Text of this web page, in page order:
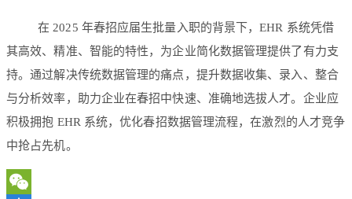
在 2025 年春招应届生批量入职的背景下，EHR 系统凭借
其高效、精准、智能的特性，为企业简化数据管理提供了有力支
持。通过解决传统数据管理的痛点，提升数据收集、录入、整合
与分析效率，助力企业在春招中快速、准确地选拔人才。企业应
积极拥抱 EHR 系统，优化春招数据管理流程，在激烈的人才竞争
中抢占先机。